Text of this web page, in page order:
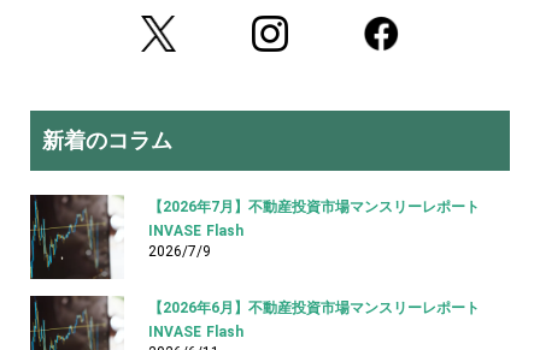
新着のコラム
【2026年7月】不動産投資市場マンスリーレポート
INVASE Flash
2026/7/9
【2026年6月】不動産投資市場マンスリーレポート
INVASE Flash